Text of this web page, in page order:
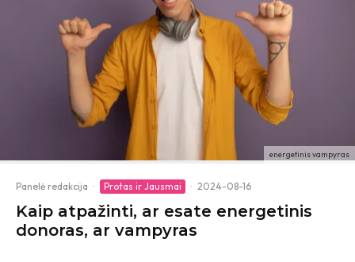
energetinis vampyras
Panelė redakcija · Protas ir Jausmai · 2024-08-16
Kaip atpažinti, ar esate energetinis
donoras, ar vampyras